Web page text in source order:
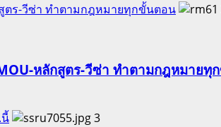
ตร-วีซ่า ทำตามกฎหมายทุกขั้นตอน
หลักสูตร-วีซ่า ทำตามกฎหมายทุ
นี้
3